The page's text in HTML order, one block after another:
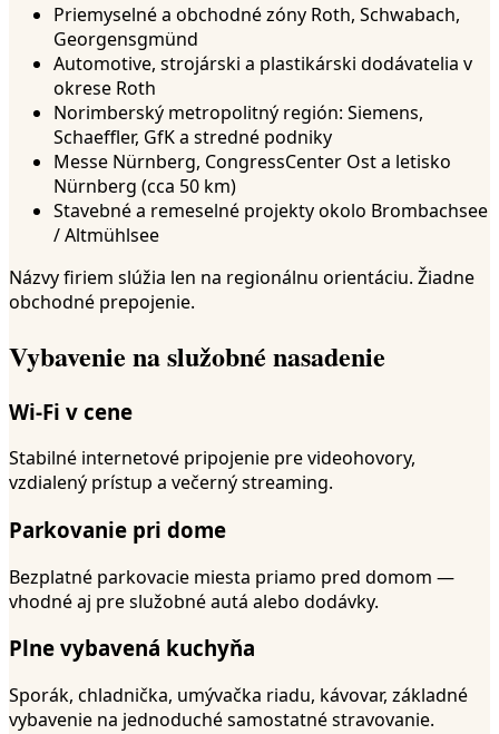
Priemyselné a obchodné zóny Roth, Schwabach,
Georgensgmünd
Automotive, strojárski a plastikárski dodávatelia v
okrese Roth
Norimberský metropolitný región: Siemens,
Schaeffler, GfK a stredné podniky
Messe Nürnberg, CongressCenter Ost a letisko
Nürnberg (cca 50 km)
Stavebné a remeselné projekty okolo Brombachsee
/ Altmühlsee
Názvy firiem slúžia len na regionálnu orientáciu. Žiadne
obchodné prepojenie.
Vybavenie na služobné nasadenie
Wi-Fi v cene
Stabilné internetové pripojenie pre videohovory,
vzdialený prístup a večerný streaming.
Parkovanie pri dome
Bezplatné parkovacie miesta priamo pred domom —
vhodné aj pre služobné autá alebo dodávky.
Plne vybavená kuchyňa
Sporák, chladnička, umývačka riadu, kávovar, základné
vybavenie na jednoduché samostatné stravovanie.